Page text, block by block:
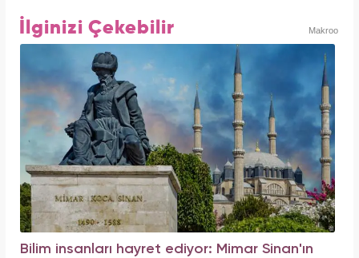
İlginizi Çekebilir Makroo
Bilim insanları hayret ediyor: Mimar Sinan'ın